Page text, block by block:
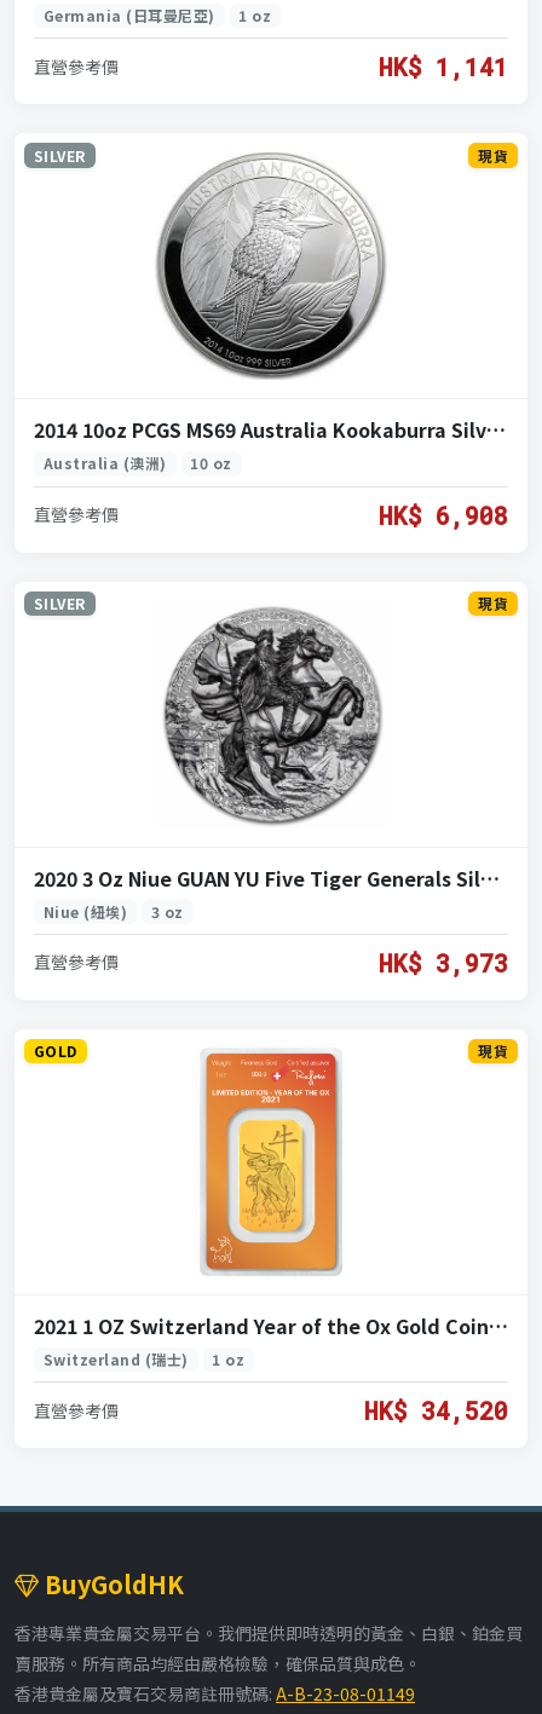
Germania (日耳曼尼亞) 1 oz
直營參考價 HK$ 1,141
SILVER 現貨
2014 10oz PCGS MS69 Australia Kookaburra Silver Coin (2014 澳洲 笑翠鳥 銀 10盎司)
Australia (澳洲) 10 oz
直營參考價 HK$ 6,908
SILVER 現貨
2020 3 Oz Niue GUAN YU Five Tiger Generals Silver Coin (2020 紐埃 關羽五虎將 銀幣 3盎司)
Niue (紐埃) 3 oz
直營參考價 HK$ 3,973
GOLD 現貨
2021 1 OZ Switzerland Year of the Ox Gold Coin (2021 瑞士 瑞牛年 黃金 1盎司)
Switzerland (瑞士) 1 oz
直營參考價 HK$ 34,520
BuyGoldHK
香港專業貴金屬交易平台。我們提供即時透明的黃金、白銀、鉑金買
賣服務。所有商品均經由嚴格檢驗，確保品質與成色。
香港貴金屬及寶石交易商註冊號碼: A-B-23-08-01149